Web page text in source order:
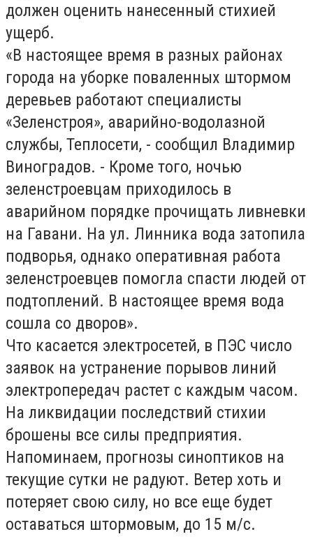
должен оценить нанесенный стихией
ущерб.
«В настоящее время в разных районах
города на уборке поваленных штормом
деревьев работают специалисты
«Зеленстроя», аварийно-водолазной
службы, Теплосети, - сообщил Владимир
Виноградов. - Кроме того, ночью
зеленстроевцам приходилось в
аварийном порядке прочищать ливневки
на Гавани. На ул. Линника вода затопила
подворья, однако оперативная работа
зеленстроевцев помогла спасти людей от
подтоплений. В настоящее время вода
сошла со дворов».
Что касается электросетей, в ПЭС число
заявок на устранение порывов линий
электропередач растет с каждым часом.
На ликвидации последствий стихии
брошены все силы предприятия.
Напоминаем, прогнозы синоптиков на
текущие сутки не радуют. Ветер хоть и
потеряет свою силу, но все еще будет
оставаться штормовым, до 15 м/с.